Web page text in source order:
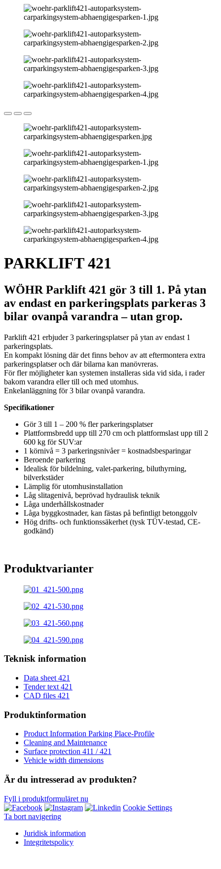
PARKLIFT 421
WÖHR Parklift 421 gör 3 till 1. På ytan
av endast en parkeringsplats parkeras 3
bilar ovanpå varandra – utan grop.
Parklift 421 erbjuder 3 parkeringsplatser på ytan av endast 1
parkeringsplats.
En kompakt lösning där det finns behov av att eftermontera extra
parkeringsplatser och där bilarna kan manövreras.
För fler möjligheter kan systemen installeras sida vid sida, i rader
bakom varandra eller till och med utomhus.
Enkelanläggning för 3 bilar ovanpå varandra.
Specifikationer
Gör 3 till 1 – 200 % fler parkeringsplatser
Plattformsbredd upp till 270 cm och plattformslast upp till 2
600 kg för SUV:ar
1 körnivå = 3 parkeringsnivåer = kostnadsbesparingar
Beroende parkering
Idealisk för bildelning, valet-parkering, biluthyrning,
bilverkstäder
Lämplig för utomhusinstallation
Låg slitagenivå, beprövad hydraulisk teknik
Låga underhållskostnader
Låga byggkostnader, kan fästas på befintligt betonggolv
Hög drifts- och funktionssäkerhet (tysk TÜV-testad, CE-
godkänd)
Produktvarianter
Teknisk information
Data sheet 421
Tender text 421
CAD files 421
Produktinformation
Product Information Parking Place-Profile
Cleaning and Maintenance
Surface protection 411 / 421
Vehicle width dimensions
Är du intresserad av produkten?
Fyll i produktformuläret nu
Cookie Settings
Ta bort navigering
Juridisk information
Integritetspolicy